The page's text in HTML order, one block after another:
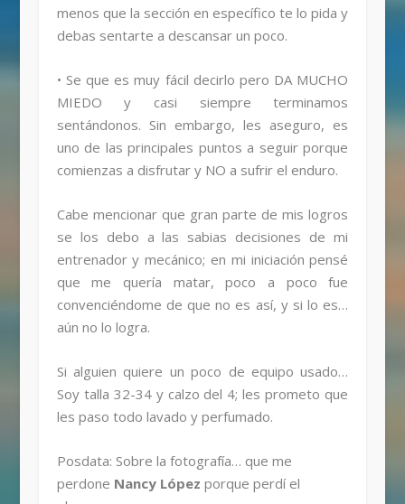
menos que la sección en específico te lo pida y
debas sentarte a descansar un poco.
• Se que es muy fácil decirlo pero DA MUCHO
MIEDO y casi siempre terminamos
sentándonos. Sin embargo, les aseguro, es
uno de las principales puntos a seguir porque
comienzas a disfrutar y NO a sufrir el enduro.
Cabe mencionar que gran parte de mis logros
se los debo a las sabias decisiones de mi
entrenador y mecánico; en mi iniciación pensé
que me quería matar, poco a poco fue
convenciéndome de que no es así, y si lo es…
aún no lo logra.
Si alguien quiere un poco de equipo usado…
Soy talla 32-34 y calzo del 4; les prometo que
les paso todo lavado y perfumado.
Posdata: Sobre la fotografía… que me
perdone Nancy López porque perdí el